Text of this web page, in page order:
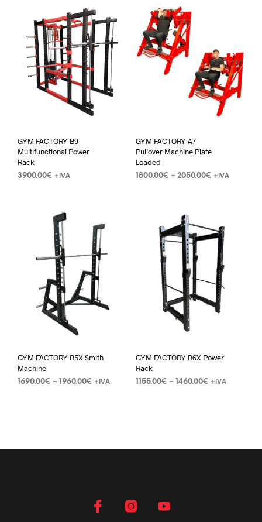
GYM FACTORY B9
Multifunctional Power
Rack
3900.00€ +IVA
GYM FACTORY A7
Pullover Machine Plate
Loaded
1800.00€ – 2050.00€ +IVA
GYM FACTORY B5X Smith
Machine
1690.00€ – 1960.00€ +IVA
GYM FACTORY B6X Power
Rack
1155.00€ – 1460.00€ +IVA